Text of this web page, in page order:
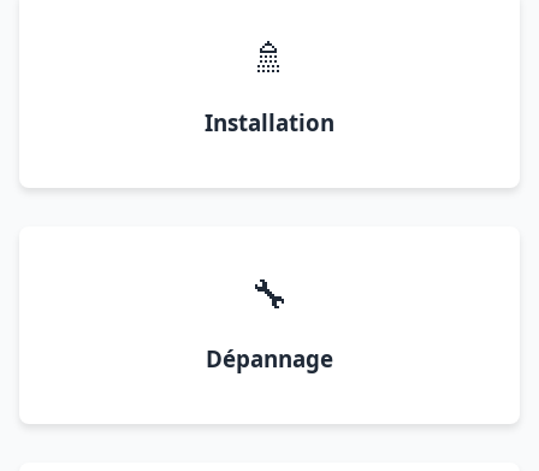
🚿
Installation
🔧
Dépannage